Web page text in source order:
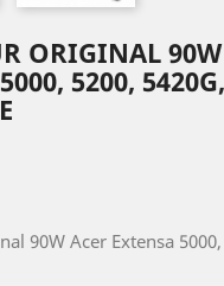
ORIGINAL
5200,
90W Acer Extensa